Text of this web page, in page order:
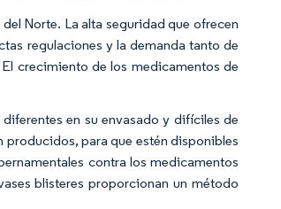
Norte. La alta seguridad que ofrecen
regulaciones y la demanda tanto de
crecimiento de los medicamentos de
en su envasado y difíciles de
producidos, para que estén disponibles
contra los medicamentos
blisteres proporcionan un método